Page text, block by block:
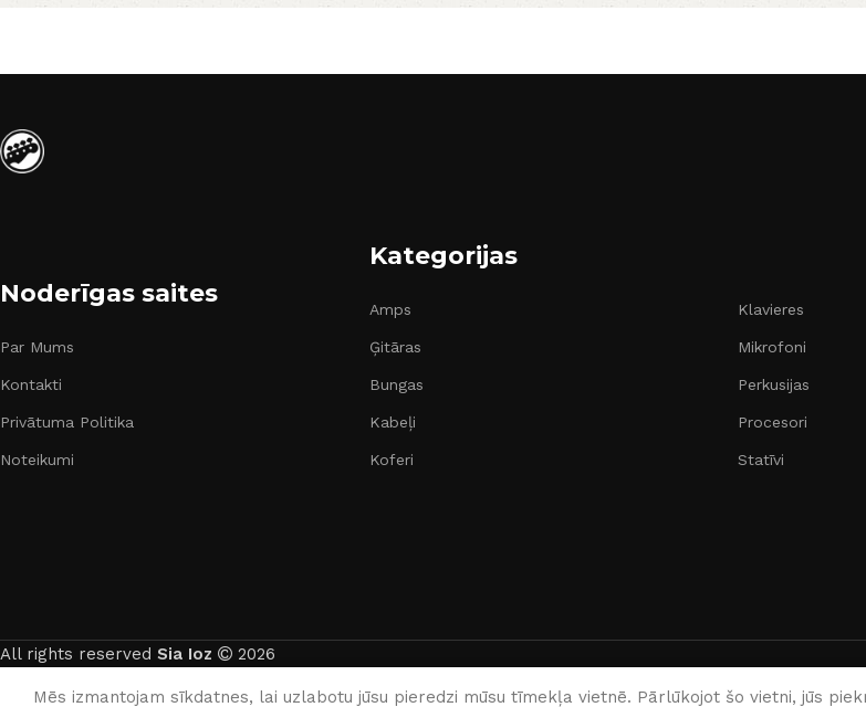
Noderīgas saites
Par Mums
Kontakti
Privātuma Politika
Noteikumi
Kategorijas
Amps
Ģitāras
Bungas
Kabeļi
Koferi
Klavieres
Mikrofoni
Perkusijas
Procesori
Statīvi
All rights reserved Sia Ioz 2026
Mēs izmantojam sīkdatnes, lai uzlabotu jūsu pieredzi mūsu tīmekļa vietnē. Pārlūkojot šo vietni, jūs
English Latviešu